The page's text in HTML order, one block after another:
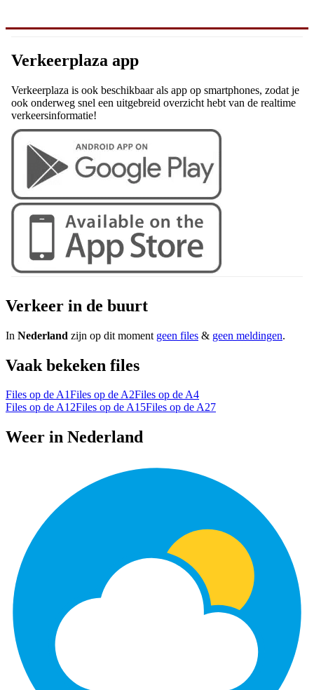
Verkeerplaza app
Verkeerplaza is ook beschikbaar als app op smartphones, zodat je
ook onderweg snel een uitgebreid overzicht hebt van de realtime
verkeersinformatie!
Verkeer in de buurt
In Nederland zijn op dit moment geen files & geen meldingen.
Vaak bekeken files
Files op de A1Files op de A2Files op de A4
Files op de A12Files op de A15Files op de A27
Weer in Nederland